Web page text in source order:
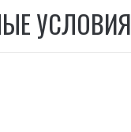
УСЛОВИЯ